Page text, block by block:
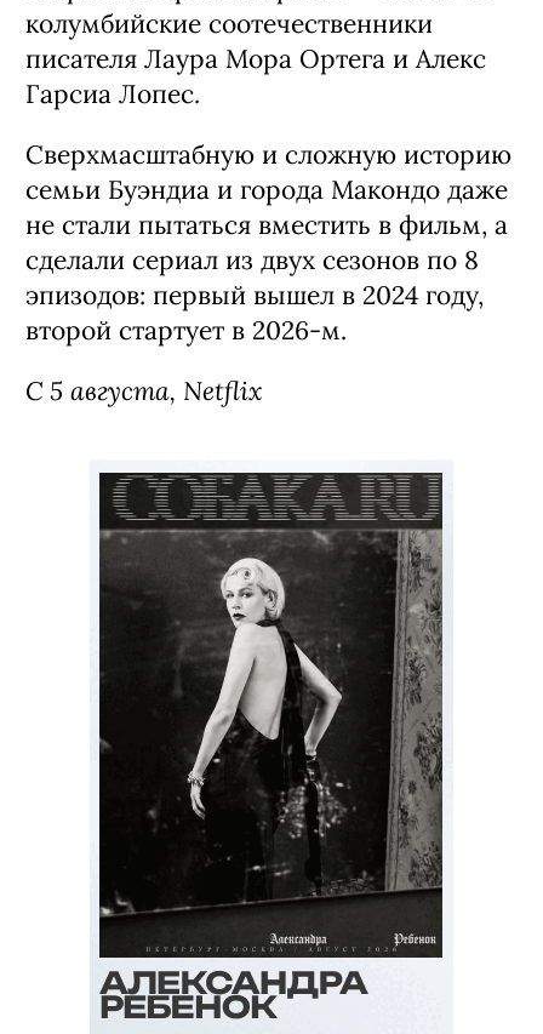
Сериал «Сто лет одиночества» / Cien
Años de Soledad, 1-я часть 2 сезона
(18+)
Первая в истории экранизация романа
лауреата Нобелевской премии
Габриэля Гарсия Маркеса — сняли ее
писателя Лаура Мора Ортега и Алекс
Гарсиа Лопес.
Сверхмасштабную и сложную историю
семьи Буэндиа и города Макондо даже
не стали пытаться вместить в фильм, а
сделали сериал из двух сезонов по 8
эпизодов: первый вышел в 2024 году,
второй стартует в 2026-м.
С 5 августа, Netflix